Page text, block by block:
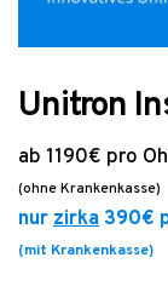
Unitron
ab 1190€ pro
(ohne Krankenkasse)
nurzirka390€
(mit Krankenkasse)